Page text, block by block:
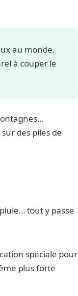
au monde.
à couper le
des piles de
tout y passe
spéciale pour
plus forte